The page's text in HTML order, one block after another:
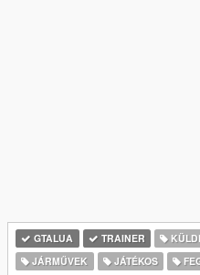
GTALUA TRAINER
JÁRMŰVEK
JÁTÉKOS